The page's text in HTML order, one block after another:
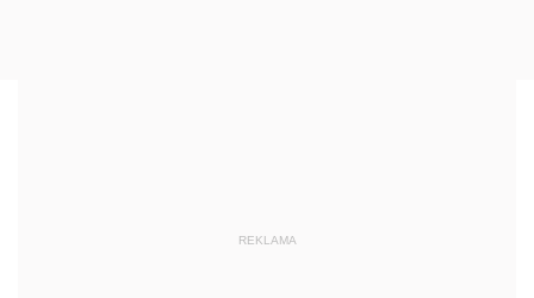
REKLAMA